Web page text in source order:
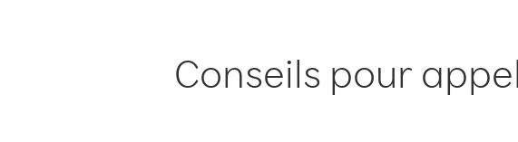
Conseils pour